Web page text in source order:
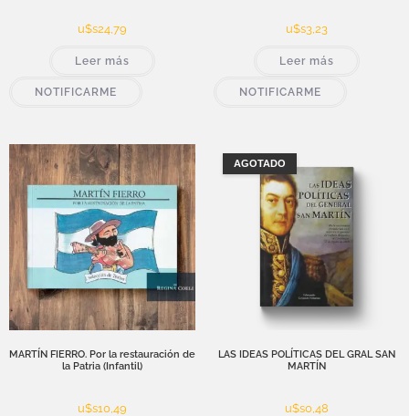
u$s24,79
Leer más
NOTIFICARME
u$s3,23
Leer más
NOTIFICARME
MARTÍN FIERRO. Por la restauración de
la Patria (Infantil)
u$s10,49
AGOTADO
LAS IDEAS POLÍTICAS DEL GRAL SAN
MARTÍN
u$s0,48